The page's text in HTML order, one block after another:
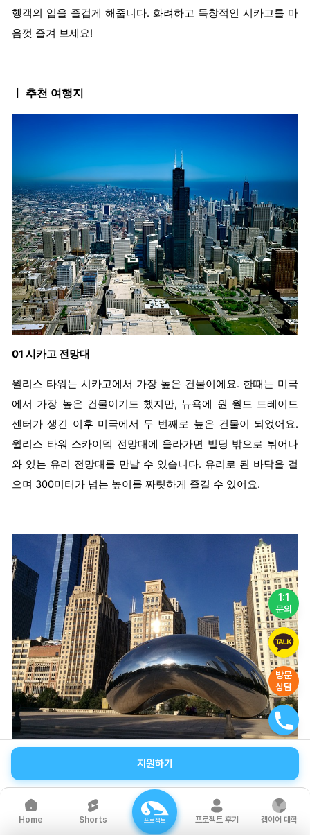
1:1
문의
방문
상담
행객의 입을 즐겁게 해줍니다. 화려하고 독창적인 시카고를 마
음껏 즐겨 보세요!
ㅣ 추천 여행지
01 시카고 전망대
윌리스 타워는 시카고에서 가장 높은 건물이에요. 한때는 미국
에서 가장 높은 건물이기도 했지만, 뉴욕에 원 월드 트레이드
센터가 생긴 이후 미국에서 두 번째로 높은 건물이 되었어요.
윌리스 타워 스카이덱 전망대에 올라가면 빌딩 밖으로 튀어나
와 있는 유리 전망대를 만날 수 있습니다. 유리로 된 바닥을 걸
으며 300미터가 넘는 높이를 짜릿하게 즐길 수 있어요.
시카고 다운타운 바로 옆에 위치한 밀레니엄 파크는 여행객은
물론 시카고 현지 시민들도 많이 찾는 도심 공원이에요. 미시간
지원하기
Home Shorts 프로젝트 프로젝트 후기 갭이어 대학